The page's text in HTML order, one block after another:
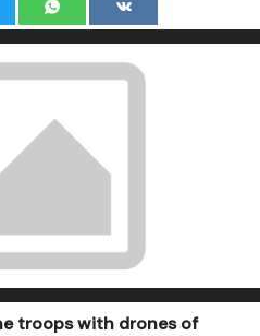
troops with drones of